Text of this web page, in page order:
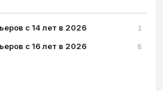
с 14 лет в 2026 1
с 16 лет в 2026 8